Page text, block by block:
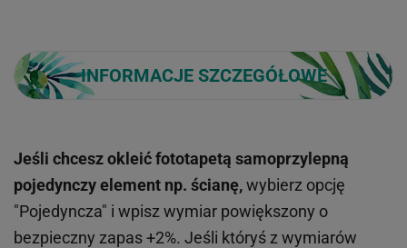
INFORMACJE SZCZEGÓŁOWE
Jeśli chcesz okleić fototapetą samoprzylepną
pojedynczy element np. ścianę,wybierz opcję
"Pojedyncza" i wpisz wymiar powiększony o
bezpieczny zapas +2%. Jeśli któryś z wymiarów